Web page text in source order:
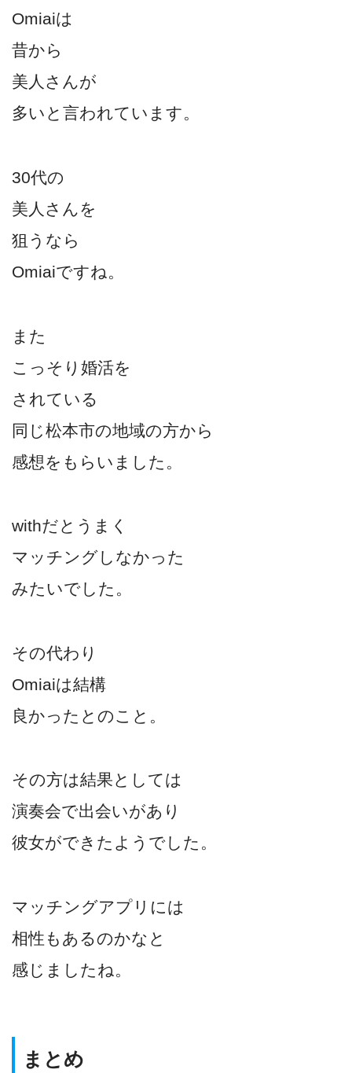
Omiaiは
昔から
美人さんが
多いと言われています。
30代の
美人さんを
狙うなら
Omiaiですね。
また
こっそり婚活を
されている
同じ松本市の地域の方から
感想をもらいました。
withだとうまく
マッチングしなかった
みたいでした。
その代わり
Omiaiは結構
良かったとのこと。
その方は結果としては
演奏会で出会いがあり
彼女ができたようでした。
マッチングアプリには
相性もあるのかなと
感じましたね。
まとめ